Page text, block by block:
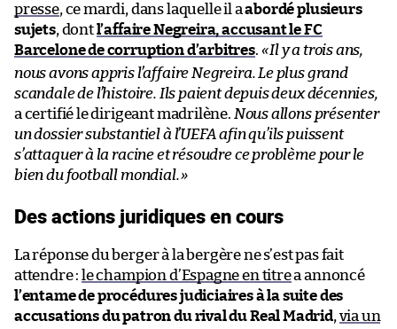
presse, ce mardi, dans laquelle il aabordé plusieurs
sujets, dontl’affaire Negreira, accusant le FC
Barcelone de corruption d’arbitres. «Il y a trois ans,
nous avons appris l’affaire Negreira. Le plus grand
scandale de l’histoire. Ils paient depuis deux décennies,
a certifié le dirigeant madrilène. Nous allons présenter
un dossier substantiel à l’UEFA afin qu’ils puissent
s’attaquer à la racine et résoudre ce problème pour le
bien du football mondial.»
Des actions juridiques en cours
La réponse du berger à la bergère ne s’est pas fait
attendre : le champion d’Espagne en titrea annoncé
l’entame de procédures judiciaires à la suite des
accusations du patron du rival du Real Madrid, via un